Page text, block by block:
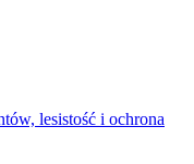
lesistość i ochrona